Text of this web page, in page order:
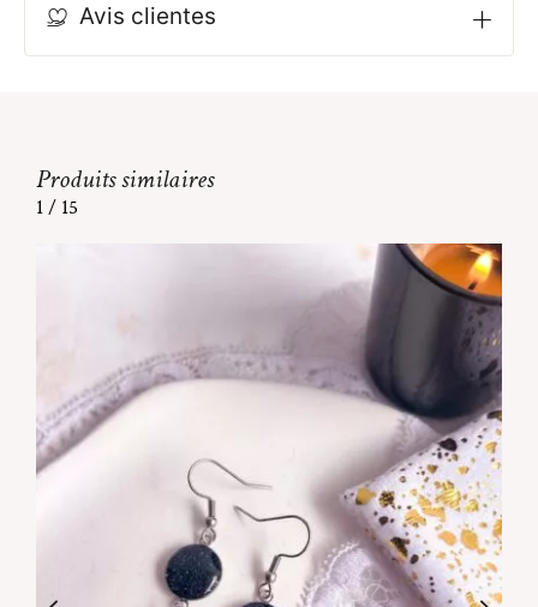
Avis clientes
Produits similaires
1/ 15